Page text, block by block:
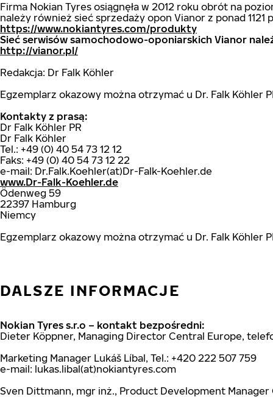
Firma Nokian Tyres osiągnęła w 2012 roku obrót na
należy również sieć sprzedaży opon Vianor z ponad
https://www.nokiantyres.com/produkty
Sieć serwisów samochodowo-oponiarskich Vianor
http://vianor.pl/
Redakcja: Dr Falk Köhler
Egzemplarz okazowy można otrzymać u Dr. Falk Köhler
Kontakty z prasą:
Dr Falk Köhler PR
Dr Falk Köhler
Tel.: +49 (0) 40 54 73 12 12
Faks: +49 (0) 40 54 73 12 22
e-mail: Dr.Falk.Koehler(at)Dr-Falk-Koehler.de
www.Dr-Falk-Koehler.de
Ödenweg 59
22397 Hamburg
Niemcy
Egzemplarz okazowy można otrzymać u Dr. Falk Köhler
DALSZE INFORMACJE
Nokian Tyres s.r.o – kontakt bezpośredni:
Dieter Köppner, Managing Director Central Europe,
Marketing Manager Lukáš Líbal, Tel.: +420 222 507 759
e-mail: lukas.libal(at)nokiantyres.com
Sven Dittmann, mgr inż., Product Development